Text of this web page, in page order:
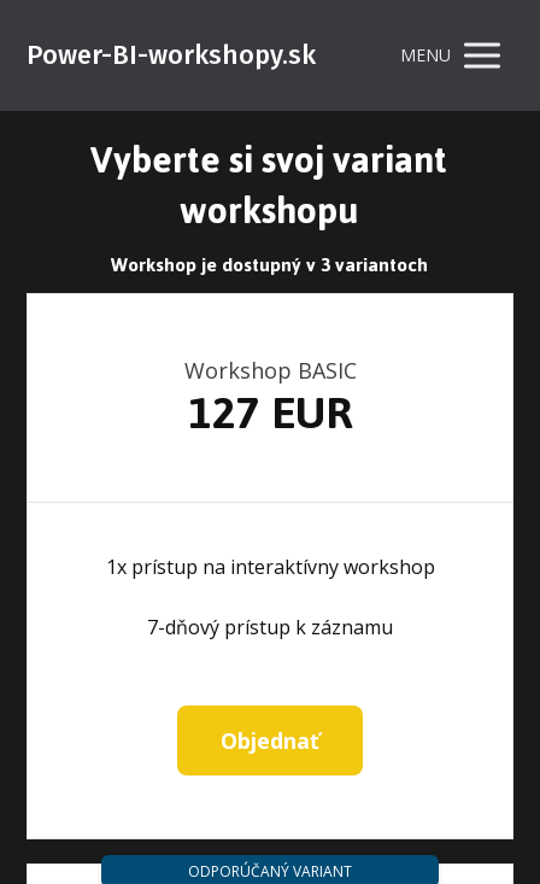
Power-BI-workshopy.sk MENU
Vyberte si svoj variant
workshopu
Workshop je dostupný v 3 variantoch
Workshop BASIC
127 EUR
1x prístup na interaktívny workshop
7-dňový prístup k záznamu
Objednať
ODPORÚČANÝ VARIANT